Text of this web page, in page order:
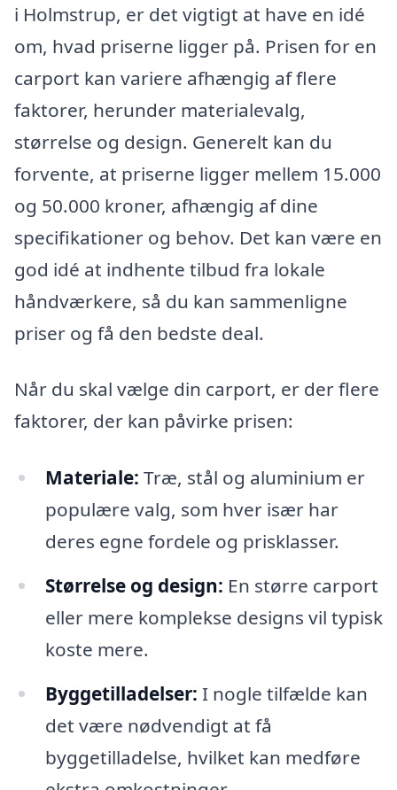
i Holmstrup, er det vigtigt at have en idé
om, hvad priserne ligger på. Prisen for en
carport kan variere afhængig af flere
faktorer, herunder materialevalg,
størrelse og design. Generelt kan du
forvente, at priserne ligger mellem 15.000
og 50.000 kroner, afhængig af dine
specifikationer og behov. Det kan være en
god idé at indhente tilbud fra lokale
håndværkere, så du kan sammenligne
priser og få den bedste deal.
Når du skal vælge din carport, er der flere
faktorer, der kan påvirke prisen:
Materiale: Træ, stål og aluminium er
populære valg, som hver især har
deres egne fordele og prisklasser.
Størrelse og design: En større carport
eller mere komplekse designs vil typisk
koste mere.
Byggetilladelser: I nogle tilfælde kan
det være nødvendigt at få
byggetilladelse, hvilket kan medføre